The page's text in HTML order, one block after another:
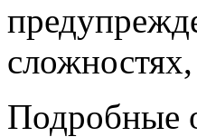
Подробные